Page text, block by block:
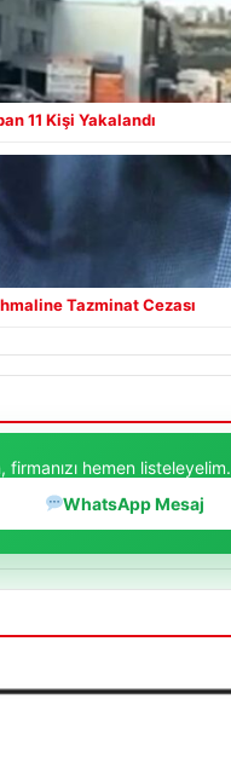
11 Kişi Yakalandı
Tazminat Cezası
hemen listeleyelim.
WhatsApp Mesaj